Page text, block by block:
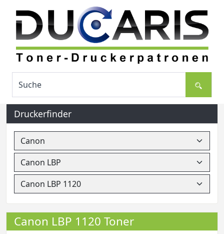
Druckerfinder
Canon LBP 1120 Toner